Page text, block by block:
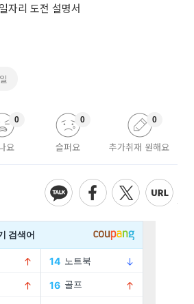
자리 도전 설명서
요
0
슬퍼요
0
추가취재 원해요
0